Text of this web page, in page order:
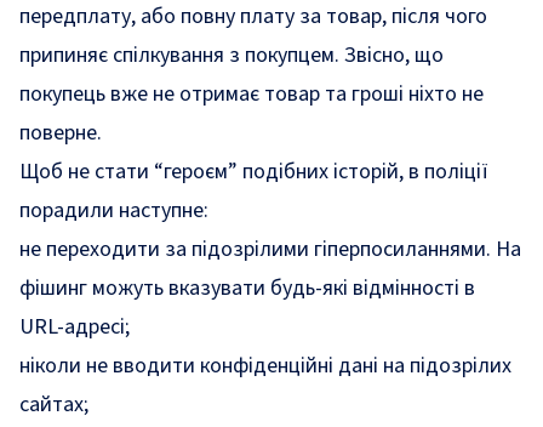
передплату, або повну плату за товар, після чого
припиняє спілкування з покупцем. Звісно, що
покупець вже не отримає товар та гроші ніхто не
поверне.
Щоб не стати “героєм” подібних історій, в поліції
порадили наступне:
не переходити за підозрілими гіперпосиланнями. На
фішинг можуть вказувати будь-які відмінності в
URL-адресі;
ніколи не вводити конфіденційні дані на підозрілих
сайтах;